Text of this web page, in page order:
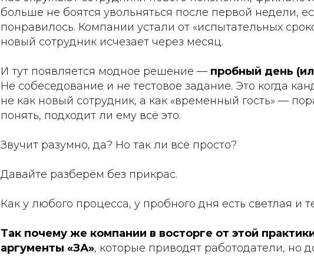
больше не боятся увольняться после первой недели,
понравилось. Компании устали от «испытательных
новый сотрудник исчезает через месяц.
И тут появляется модное решение — пробный день
Не собеседование и не тестовое задание. Это когда
не как новый сотрудник, а как «временный гость» —
понять, подходит ли ему всё это.
Звучит разумно, да? Но так ли всё просто?
Давайте разберём без прикрас.
Как у любого процесса, у пробного дня есть светлая и
Так почему же компании в восторге от этой
аргументы «ЗА», которые приводят работодатели, но